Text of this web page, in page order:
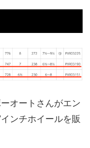
オートさんがエン
ンチホイールを販